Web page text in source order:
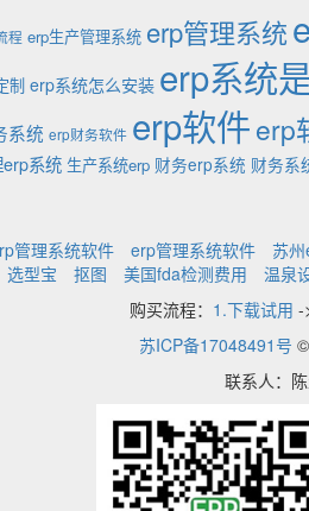
程 erp生产管理系统 erp管理系统
制 erp系统怎么安装 erp系统
系统 erp财务软件 erp软件erp
系统 生产系统erp 财务erp系统 财务系
管理系统软件 erp管理系统软件 苏
选型宝 抠图 美国fda检测费用 温泉
购买流程： 1.下载试用 -
苏ICP备17048491号
联系人：